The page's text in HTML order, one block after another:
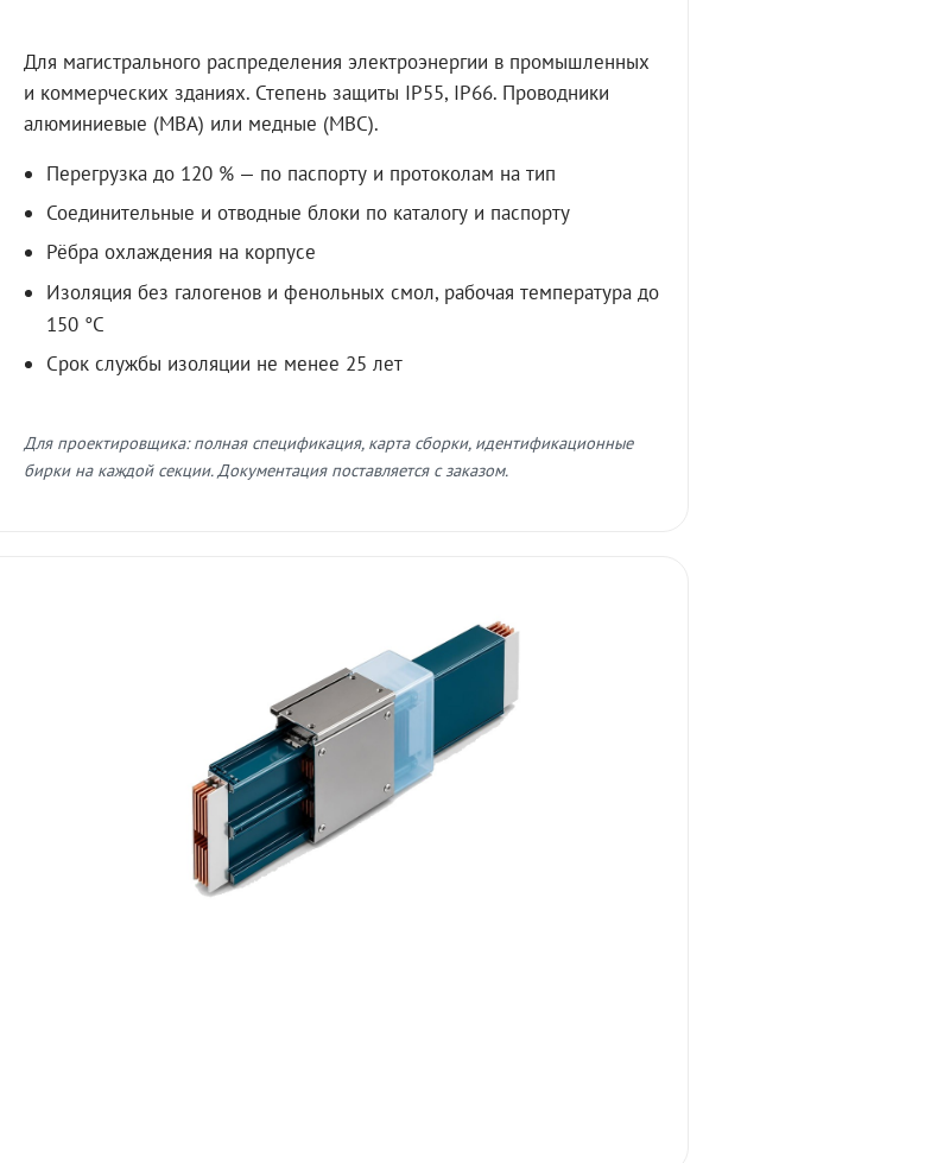
Для магистрального распределения электроэнергии в промышленных
и коммерческих зданиях. Степень защиты IP55, IP66. Проводники
алюминиевые (МВА) или медные (МВС).
Перегрузка до 120 % — по паспорту и протоколам на тип
Соединительные и отводные блоки по каталогу и паспорту
Рёбра охлаждения на корпусе
Изоляция без галогенов и фенольных смол, рабочая температура до
150 °C
Срок службы изоляции не менее 25 лет
Для проектировщика: полная спецификация, карта сборки, идентификационные
бирки на каждой секции. Документация поставляется с заказом.